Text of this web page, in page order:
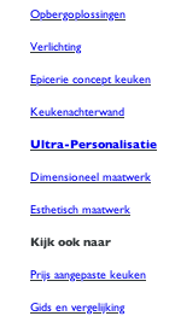
Opbergoplossingen
Verlichting
Epicerie concept keuken
Keukenachterwand
Ultra-Personalisatie
Dimensioneel maatwerk
Esthetisch maatwerk
Kijk ook naar
Prijs aangepaste keuken
Gids en vergelijking